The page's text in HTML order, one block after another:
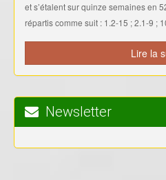
et s’étalent sur quinze semaines en
répartis comme suit : 1.2-15 ; 2.1-9 ;
Lire la
Newsletter